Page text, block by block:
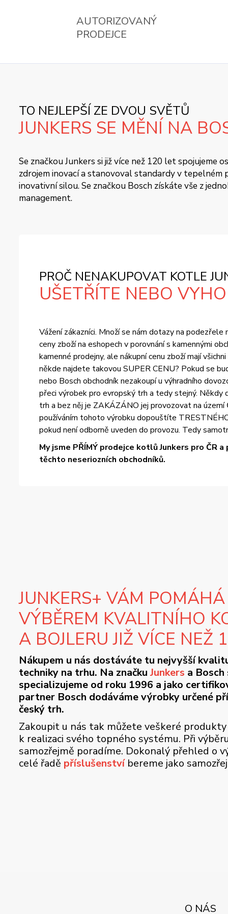
AUTORIZOVANÝ
PRODEJCE
TO NEJLEPŠÍ ZE DVOU SVĚTŮ
JUNKERS SE MĚNÍ NA
Se značkou Junkers si již více než 120 let
zdrojem inovací a stanovoval standardy v
inovativní silou. Se značkou Bosch získáte vše z
management.
PROČ NENAKUPOVAT KOTLE
UŠETŘÍTE NEBO
Vážení zákazníci. Množí se nám dotazy na
ceny zboží na eshopech v porovnání s kamennými
kamenné prodejny, ale nákupní cenu zboží mají
někde najdete takovou SUPER CENU? Pokud se
nebo Bosch obchodník nezakoupí u výhradního
přeci výrobek pro evropský trh a tedy stejný. Někdy
trh a bez něj je ZAKÁZÁNO jej provozovat na
používáním tohoto výrobku dopouštíte
pokud není odborně uveden do provozu. Tedy
My jsme PŘÍMÝ prodejce kotlů Junkers pro
těchto neseriozních obchodníků.
JUNKERS+ VÁM
VÝBĚREM KVALITNÍHO
A BOJLERU JIŽ VÍCE NEŽ
Nákupem u nás dostáváte tu nejvyšší
techniky na trhu. Na značkuJunkers a Bosch
specializujeme od roku 1996 a jako
partner Bosch dodáváme výrobky určené
český trh.
Zakoupit u nás tak můžete veškeré
k realizaci svého topného systému. Při
samozřejmě poradíme. Dokonalý přehled o
celé řadě příslušenstvíbereme jako
O NÁS